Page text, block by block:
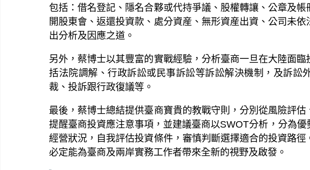
包括：借名登記、隱名合夥或代持爭議、股權轉讓、公章及
開股東會、返還投資款、處分資産、無形資産出資、公司未
出分析及因應之道。
另外，蔡博士以其豐富的實戰經驗，分析臺商一旦在大陸面
括法院調解、行政訴訟或民事訴訟等訴訟解決機制，及訴訟
裁、投訴跟行政復議等。
最後，蔡博士總結提供臺商寶貴的教戰守則，分別從風險評估
提醒臺商投資應注意事項，並建議臺商以SWOT分析，分為
經營狀況，自我評估投資條件，審慎判斷選擇適合的投資路徑
必定能為臺商及兩岸實務工作者帶來全新的視野及啟發。